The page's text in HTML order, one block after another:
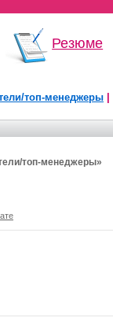
Резюме
топ-менеджеры
топ-менеджеры»